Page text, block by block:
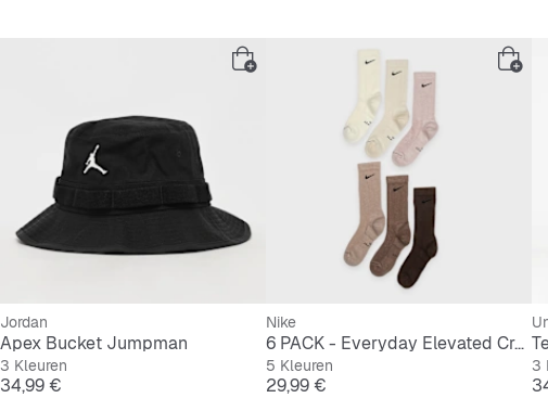
Jordan
Apex Bucket Jumpman
3 Kleuren
Prijs
34,99 €
Nike
6 PACK - Everyday Elevated Crew Socks
5 Kleuren
Prijs
29,99 €
3